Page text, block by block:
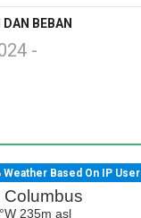
BEBAN
-
Weather Based On IP User